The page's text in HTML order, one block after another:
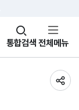
통합검색
창
열기 전체메뉴